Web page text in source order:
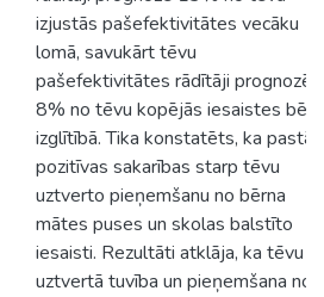
izjustās pašefektivitātes vecāku
lomā, savukārt tēvu
pašefektivitātes rādītāji prognozē
8% no tēvu kopējās iesaistes
izglītībā. Tika konstatēts, ka pastāv
pozitīvas sakarības starp tēvu
uztverto pieņemšanu no bērna
mātes puses un skolas balstīto
iesaisti. Rezultāti atklāja, ka tēvu
uztvertā tuvība un pieņemšana no